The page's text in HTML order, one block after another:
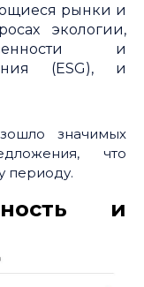
рынки и
экологии,
и
(ESG), и
значимых
что
периоду.
и